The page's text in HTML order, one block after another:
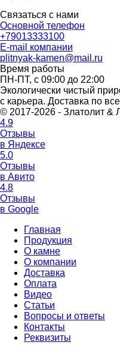
Связаться с нами
Основной телефон
+79013333100
E-mail компании
plitnyak-kamen@mail.ru
Время работы
ПН-ПТ, с 09:00 до 22:00
Экологически чистый
с карьера. Доставка по
© 2017-2026 - Златолит &
4.9
Отзывы
в Яндексе
5.0
Отзывы
в Авито
4.8
Отзывы
в Google
Главная
Продукция
О камне
О компании
Доставка
Оплата
Видео
Статьи
Вопросы и ответы
Контакты
Реквизиты